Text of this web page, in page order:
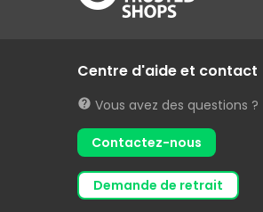
Centre d'aide et contact
Vous avez des questions ?
Contactez-nous
demande de retrait